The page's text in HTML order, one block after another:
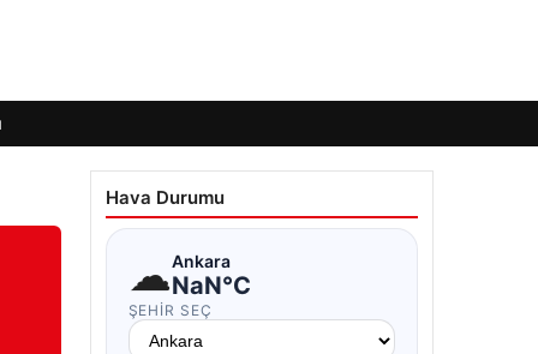
Hava Durumu
☁Ankara
NaN°C
ŞEHIR SEÇ